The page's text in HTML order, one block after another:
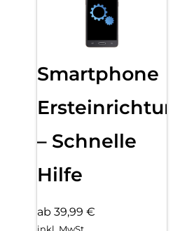
Smartphone
Ersteinrichtung
– Schnelle
Hilfe
ab 39,99 €
inkl. MwSt.